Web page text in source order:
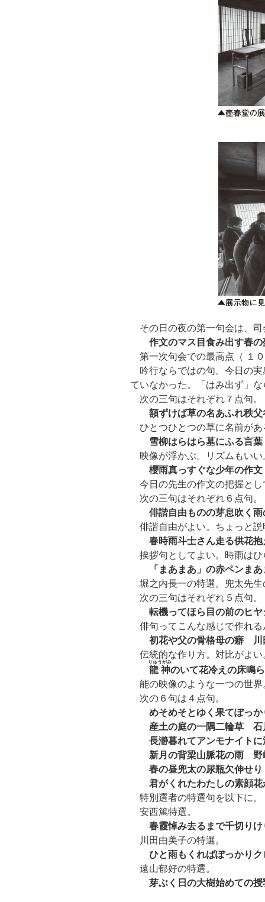
その日の夜の第一句会は、司
作文のマス目食み出す春
第一次句会での最高点（ １
吟行ならではの句。今日の実
ていなかった。「はみ出ず」
次の三句はそれぞれ７点句。
額ずけば草の名あふれ秩
ひとつひとつの草に名前があ
雪柳はらはら墓にふる言
映像が浮かぶ。リズムもいい
櫻雨真っすぐな少年の作
今日の先生の作文の把握とし
次の三句はそれぞれ６点句。
俳諧自由ものの芽息吹く雨
俳諧自由がよい。ちょっと説
春時雨斗士さん走る供花
挨拶句としてよい。時雨はひ
「まあまあ」の赤ペンまあ
堀之内長一の特選。兜太先生
次の三句はそれぞれ５点句。
転機ってほら目の前のヒヤ
俳句ってこんな感じで作れる
初花や父の骨格母の癖 川
伝統的な作り方。対比がよい
龍神
りゅうがみ
のいて花冷えの床鳴
能の映像のような一つの世界
次の６句は４点句。
めそめそとゆく果てぽっか
産土の庭の一隅二輪草 石
長瀞暮れてアンモナイトに
新月の背梁山脈花の雨 野
春の昼兜太の尿瓶欠伸せ
君がくれたわたしの素顔花
特別選者の特選句を以下に。
安西篤特選。
春霞悼み去るまで千切り
川田由美子の特選。
ひと雨もくればぽっかりク
遠山郁好の特選。
芽ぶく日の大樹始めての